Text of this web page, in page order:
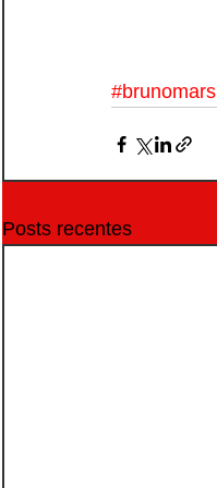
#brunomars
Posts recentes